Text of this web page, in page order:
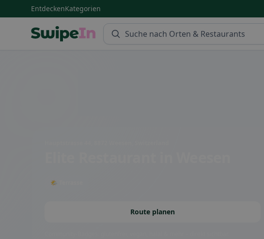
EntdeckenKategorien
🌤 Terrasse
Route planen